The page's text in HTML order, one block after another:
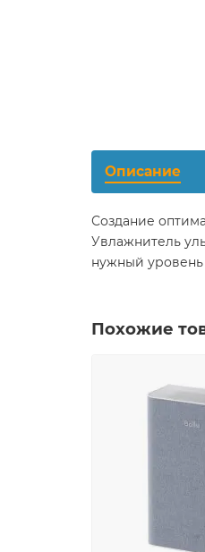
Описание
Создание
Увлажнитель
нужный уровень
Похожие